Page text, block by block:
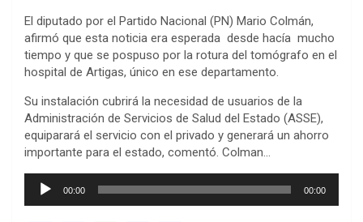
El diputado por el Partido Nacional (PN) Mario Colmán,
afirmó que esta noticia era esperada desde hacía mucho
tiempo y que se pospuso por la rotura del tomógrafo en el
hospital de Artigas, único en ese departamento.
Su instalación cubrirá la necesidad de usuarios de la
Administración de Servicios de Salud del Estado (ASSE),
equiparará el servicio con el privado y generará un ahorro
importante para el estado, comentó. Colman…
Reproductor
00:00 00:00